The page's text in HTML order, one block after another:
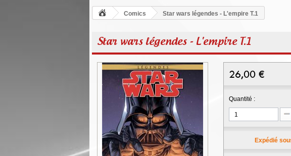
Comics Star wars légendes - L'empire T.1
Star wars légendes - L'empire T.1
26,00 €
Quantité :
Expédié